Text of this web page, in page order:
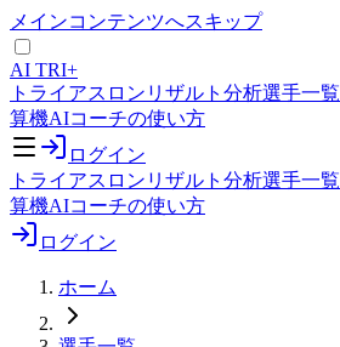
メインコンテンツへスキップ
AI TRI+
トライアスロンリザルト分析選手一覧
算機AIコーチの使い方
ログイン
トライアスロンリザルト分析選手一覧
算機AIコーチの使い方
ログイン
ホーム